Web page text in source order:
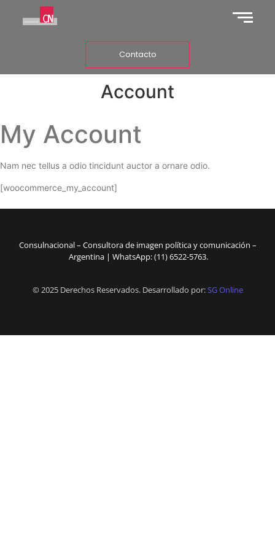
Contacto
Account
My Account​
Nam nec tellus a odio tincidunt auctor a ornare odio.
[woocommerce_my_account]
Consulnacional – Consultora de imagen política y comunicación –
Argentina | WhatsApp: (11) 6522-5763.
© 2025 Derechos Reservados. Desarrollado por:SG Online